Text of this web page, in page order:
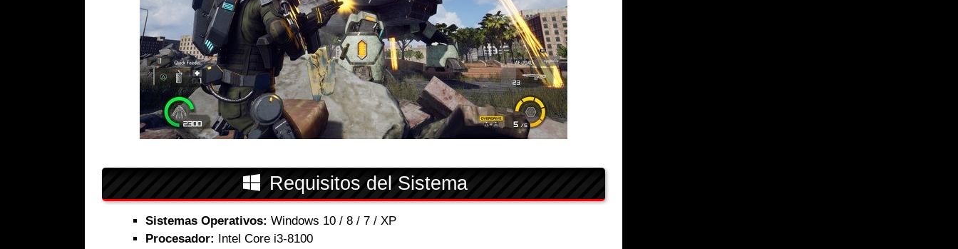
Requisitos del Sistema
Sistemas Operativos: Windows 10 / 8 / 7 / XP
Procesador: Intel Core i3-8100